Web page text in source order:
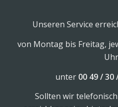
Unseren Service
von Montag bis Freitag,
Uhr
unter 00 49 / 30
Sollten wir